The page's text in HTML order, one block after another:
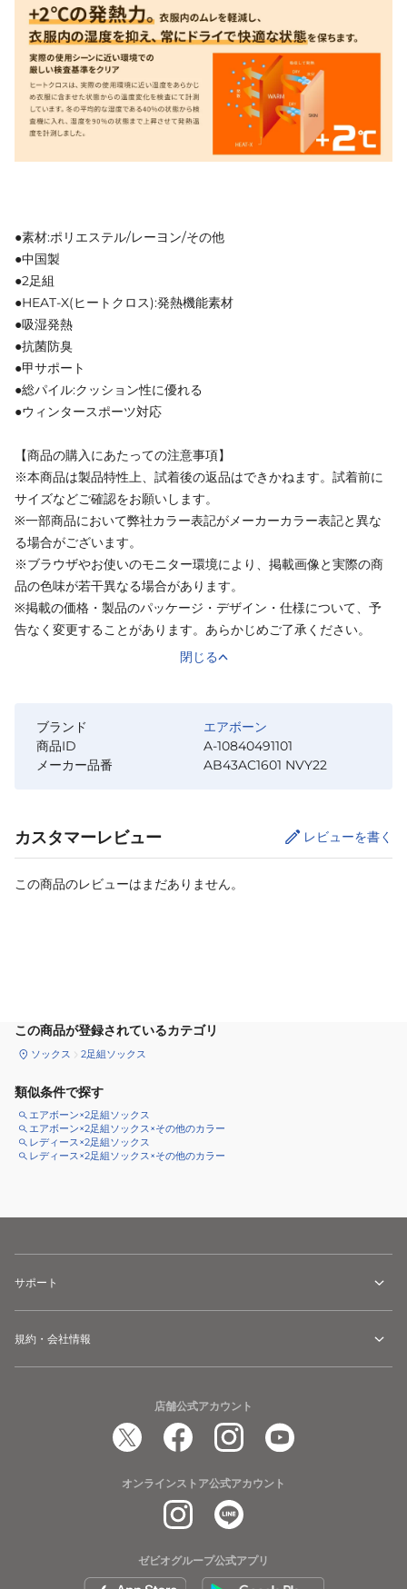
●素材:ポリエステル/レーヨン/その他
●中国製
●2足組
●HEAT-X(ヒートクロス):発熱機能素材
●吸湿発熱
●抗菌防臭
●甲サポート
●総パイル:クッション性に優れる
●ウィンタースポーツ対応
【商品の購入にあたっての注意事項】
※本商品は製品特性上、試着後の返品はできかねます。試着前に
サイズなどご確認をお願いします。
※一部商品において弊社カラー表記がメーカーカラー表記と異な
る場合がございます。
※ブラウザやお使いのモニター環境により、掲載画像と実際の商
品の色味が若干異なる場合があります。
※掲載の価格・製品のパッケージ・デザイン・仕様について、予
告なく変更することがあります。あらかじめご了承ください。
閉じる
ブランド
エアボーン
商品ID
A-10840491101
メーカー品番
AB43AC1601 NVY22
カスタマーレビュー レビューを書く
この商品のレビューはまだありません。
この商品が登録されているカテゴリ
ソックス 2足組ソックス
類似条件で探す
エアボーン×2足組ソックス
エアボーン×2足組ソックス×その他のカラー
レディース×2足組ソックス
レディース×2足組ソックス×その他のカラー
サポート
規約・会社情報
店舗公式アカウント
オンラインストア公式アカウント
ゼビオグループ公式アプリ